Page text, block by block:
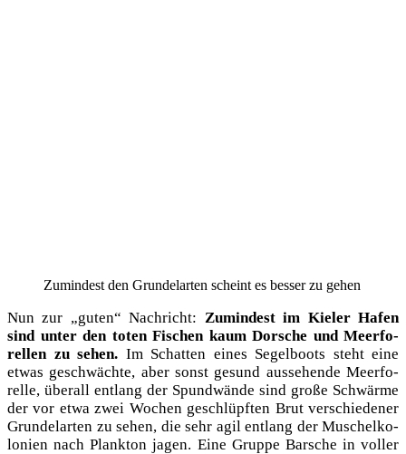
Zumin­dest den Grun­del­ar­ten scheint es bes­ser zu gehen
Nun zur „guten“ Nach­richt: Zumin­dest im Kie­ler Hafen
sind unter den toten Fischen kaum Dor­sche und Meer­fo­
rel­len zu sehen. Im Schat­ten eines Segel­boots steht eine
etwas geschwäch­te, aber sonst gesund aus­se­hen­de Meer­fo­
rel­le, über­all ent­lang der Spund­wän­de sind gro­ße Schwär­me
der vor etwa zwei Wochen geschlüpf­ten Brut ver­schie­de­ner
Grun­del­ar­ten zu sehen, die sehr agil ent­lang der Muschel­ko­
lo­nien nach Plank­ton jagen. Eine Grup­pe Bar­sche in vol­ler